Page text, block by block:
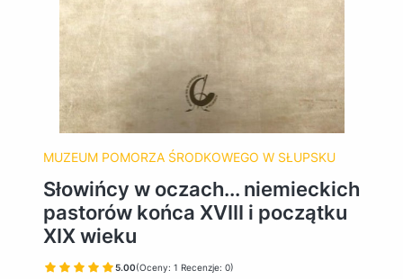
MUZEUM POMORZA ŚRODKOWEGO W SŁUPSKU
Słowińcy w oczach... niemieckich
pastorów końca XVIII i początku
XIX wieku
5.00(Oceny: 1 Recenzje: 0)